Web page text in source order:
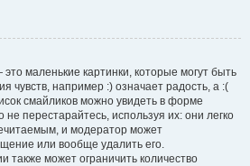
маленькие картинки, которые могут быть
чувств, например :) означает радость, а :(
смайликов можно увидеть в форме
перестарайтесь, используя их: они легко
и модератор может
или вообще удалить его.
также может ограничить количество